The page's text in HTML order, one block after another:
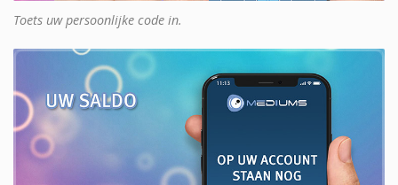
Toets uw persoonlijke code in.